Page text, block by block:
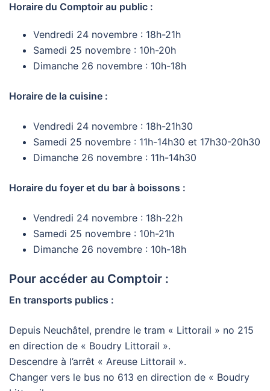
Horaire du Comptoir au public :
Vendredi 24 novembre : 18h-21h
Samedi 25 novembre : 10h-20h
Dimanche 26 novembre : 10h-18h
Horaire de la cuisine :
Vendredi 24 novembre : 18h-21h30
Samedi 25 novembre : 11h-14h30 et 17h30-20h30
Dimanche 26 novembre : 11h-14h30
Horaire du foyer et du bar à boissons :
Vendredi 24 novembre : 18h-22h
Samedi 25 novembre : 10h-21h
Dimanche 26 novembre : 10h-18h
Pour accéder au Comptoir :
En transports publics :
Depuis Neuchâtel, prendre le tram « Littorail » no 215
en direction de « Boudry Littorail ».
Descendre à l’arrêt « Areuse Littorail ».
Changer vers le bus no 613 en direction de « Boudry